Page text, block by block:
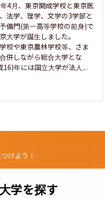
4月、東京開成学校と東京医
法学、理学、文学の3学部と
備門(第一高等学校の前身)で
大学が誕生しました。
校や東京農林学校等、さま
併しながら総合大学とな
16)年には国立大学が法人...
けよう！
学を探す